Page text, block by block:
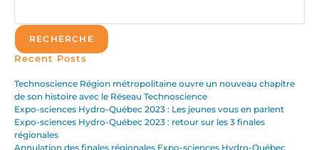
RECHERCHE
Recent Posts
Technoscience Région métropolitaine ouvre un nouveau chapitre
de son histoire avec le Réseau Technoscience
Expo-sciences Hydro-Québec 2023 : Les jeunes vous en parlent
Expo-sciences Hydro-Québec 2023 : retour sur les 3 finales
régionales
Annulation des finales régionales Expo-sciences Hydro-Québec